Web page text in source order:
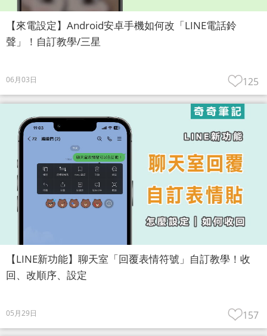
【來電設定】Android安卓手機如何改「LINE電話鈴
聲」！自訂教學/三星
06月03日 125
【LINE新功能】聊天室「回覆表情符號」自訂教學！收
回、改順序、設定
05月29日 157